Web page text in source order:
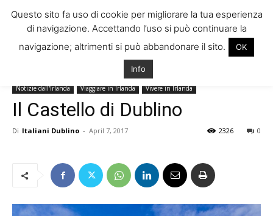
Consigli ed info utili
Notizie dall'Irlanda
Viaggiare in Irlanda Vivere in Irlanda
Il Castello di Dublino
Di Italiani Dublino - April 7, 2017 0
2326
Questo sito fa uso di cookie per migliorare la tua esperienza
di navigazione. Accettando l’uso si può continuare la
navigazione; altrimenti si può abbandonare il sito.
OK
Info